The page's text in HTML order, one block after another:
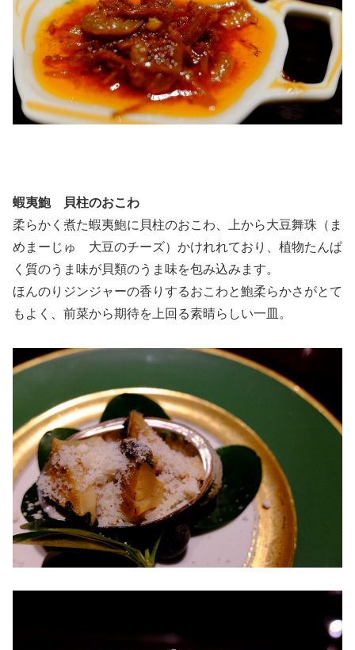
蝦夷鮑 貝柱のおこわ
柔らかく煮た蝦夷鮑に貝柱のおこわ、上から大豆舞珠（ま
めまーじゅ 大豆のチーズ）かけれれており、植物たんぱ
く質のうま味が貝類のうま味を包み込みます。
ほんのりジンジャーの香りするおこわと鮑柔らかさがとて
もよく、前菜から期待を上回る素晴らしい一皿。